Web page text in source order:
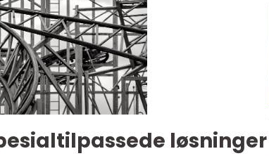
løsninger